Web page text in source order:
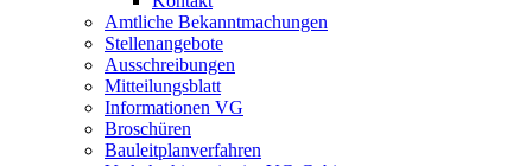
Amtliche Bekanntmachungen
Stellenangebote
Ausschreibungen
Mitteilungsblatt
Informationen VG
Broschüren
Bauleitplanverfahren